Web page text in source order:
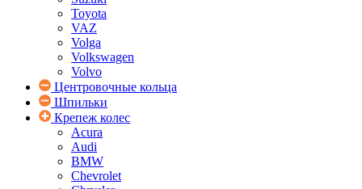
Toyota
VAZ
Volga
Volkswagen
Volvo
Центровочные кольца
Шпильки
Крепеж колес
Acura
Audi
BMW
Chevrolet